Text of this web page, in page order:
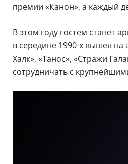
премии «Канон», а каждый
В этом году гостем станет
в середине 1990-х вышел
Халк», «Танос», «Стражи
сотрудничать с